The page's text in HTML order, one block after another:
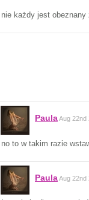
nie każdy jest
PaulaAug 22nd
no to w takim razie
PaulaAug 22nd